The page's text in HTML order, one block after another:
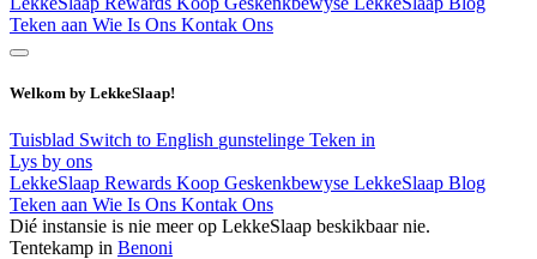
Teken aan Wie Is Ons Kontak Ons
Welkom by LekkeSlaap!
Tuisblad Switch to English gunstelinge Teken in
Lys by ons
LekkeSlaap Rewards Koop Geskenkbewyse LekkeSlaap Blog
Teken aan Wie Is Ons Kontak Ons
Dié instansie is nie meer op LekkeSlaap beskikbaar nie.
Tentekamp in Benoni